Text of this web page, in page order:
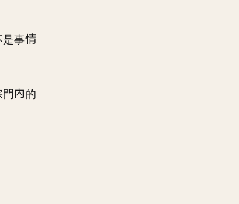
是事
的